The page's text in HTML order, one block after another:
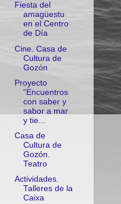
Fiesta del
amagüestu
en el Centro
de Día
Cine. Casa de
Cultura de
Gozón
Proyecto
“Encuentros
con saber y
sabor a mar
y tie...
Casa de
Cultura de
Gozón.
Teatro
Actividades.
Talleres de la
Caixa